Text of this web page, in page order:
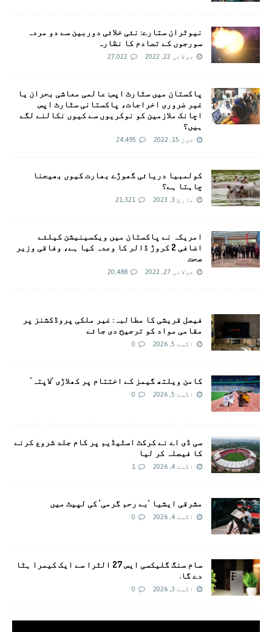
نیوٹران ستارے: نئی خلائی دوربین سے دو مردہ
سورجوں کے تصادم کا نظارہ
جولائی 22, 2022 27,022
پاکستان میں سٹارٹ اپس: عالمی معاشی بحران یا
غیر ضروری اخراجات، پاکستانی سٹارٹ اپس
اچانک ملازمین کو نوکریوں سے کیوں نکالنے لگے
ہیں؟
جون 15, 2022 24,495
کولمبیا دریائی گھوڑے بھارت کیوں بھیجنا
چاہتا ہے؟
مارچ 3, 2023 21,321
امريکہ نے پاکستان میں ویکسینیشن کیلئے
اضافی 2 کروڑ ڈالر کا وعدہ کیا ہے، وفاقی وزیر
صحت
جولائی 27, 2022 20,488
فیصل قریشی کا مطالبہ: غیر ملکی پروڈکشنز پر
مقامی مواد کو ترجیح دی جائے
اگست 5, 2026 0
کامن ویلتھ گیمز کے اختتام پر کھلاڑی ‘لاپتہ’
اگست 5, 2026 0
سی ڈی اے نے کرکٹ اسٹیڈیم پر کام جلد شروع کرنے
کا فیصلہ کر لیا
اگست 4, 2026 1
مشرقی ایشیا ‘بے رحم گرمی’ کی لپیٹ میں
اگست 4, 2026 0
سام سنگ گلیکسی ایس 27 الٹرا سے ایک کیمرا ہٹا
دے گا.
اگست 3, 2026 0